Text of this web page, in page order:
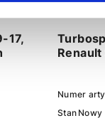
17,
Numer
Stan Nowy